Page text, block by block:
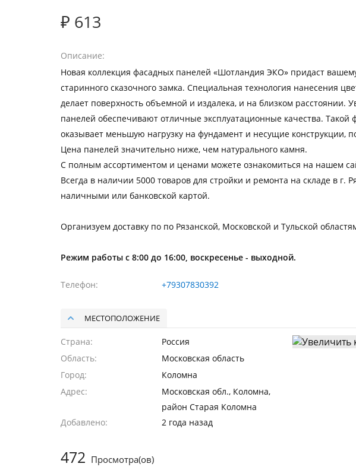
₽ 613
Описание
Новая коллекция фасадных панелей «Шотландия ЭКО» придаст
старинного сказочного замка. Специальная технология нанесения
делает поверхность объемной и издалека, и на близком
панелей обеспечивают отличные эксплуатационные качества. Такой
оказывает меньшую нагрузку на фундамент и несущие конструкции,
Цена панелей значительно ниже, чем натурального камня.
С полным ассортиментом и ценами можете ознакомиться на нашем
Всегда в наличии 5000 товаров для стройки и ремонта на складе в г.
наличными или банковской картой.
Организуем доставку по по Рязанской, Московской и Тульской
Режим работы с 8:00 до 16:00, воскресенье - выходной.
Телефон +79307830392
МЕСТОПОЛОЖЕНИЕ
Страна
Россия
Область
Московская область
Город
Коломна
Адрес
Московская обл., Коломна,
район Старая Коломна
Добавлено
2 года назад
472 Просмотра(ов)